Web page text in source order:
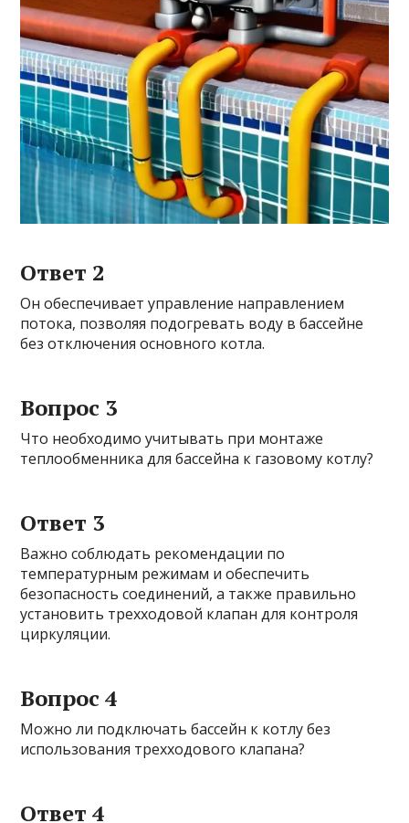
Ответ 2
Он обеспечивает управление направлением
потока, позволяя подогревать воду в бассейне
без отключения основного котла.
Вопрос 3
Что необходимо учитывать при монтаже
теплообменника для бассейна к газовому котлу?
Ответ 3
Важно соблюдать рекомендации по
температурным режимам и обеспечить
безопасность соединений, а также правильно
установить трехходовой клапан для контроля
циркуляции.
Вопрос 4
Можно ли подключать бассейн к котлу без
использования трехходового клапана?
Ответ 4